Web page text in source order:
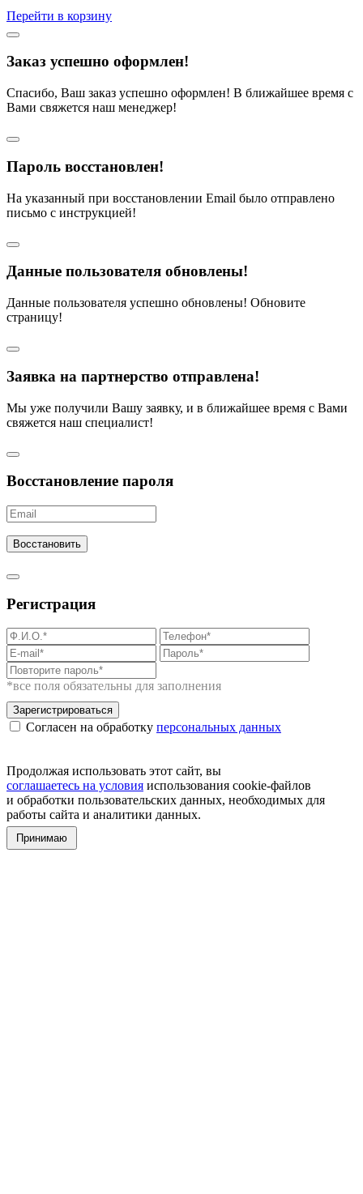
Перейти в корзину
Заказ успешно оформлен!
Спасибо, Ваш заказ успешно оформлен! В ближайшее время с
Вами свяжется наш менеджер!
Пароль восстановлен!
На указанный при восстановлении Email было отправлено
письмо с инструкцией!
Данные пользователя обновлены!
Данные пользователя успешно обновлены! Обновите
страницу!
Заявка на партнерство отправлена!
Мы уже получили Вашу заявку, и в ближайшее время с Вами
свяжется наш специалист!
Восстановление пароля
Восстановить
Регистрация
*все поля обязательны для заполнения
Зарегистрироваться
Согласен на обработку персональных данных
Продолжая использовать этот сайт, вы
соглашаетесь на условия использования cookie-файлов
и обработки пользовательских данных, необходимых для
работы сайта и аналитики данных.
Принимаю